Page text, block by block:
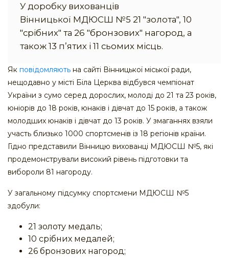
У доробку вихованців
Вінницької МДЮСШ №5 21 "золота", 10
"срібних" та 26 "бронзових" нагород, а
також 13 п’ятих і 11 сьомих місць.
Як повідомляють на сайті Вінницької міської ради,
нещодавно у місті Біла Церква відбувся чемпіонат
України з сумо серед дорослих, молоді до 21 та 23 років,
юніорів до 18 років, юнаків і дівчат до 15 років, а також
молодших юнаків і дівчат до 13 років. У змаганнях взяли
участь близько 1000 спортсменів із 18 регіонів країни.
Гідно представили Вінницю вихованці МДЮСШ №5, які
продемонстрували високий рівень підготовки та
вибороли 81 нагороду.
У загальному підсумку спортсмени МДЮСШ №5
здобули:
21 золоту медаль;
10 срібних медалей;
26 бронзових нагород;